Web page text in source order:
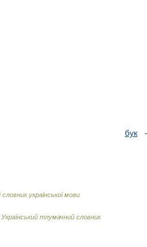
бук
української мови
Український тлумачний словник